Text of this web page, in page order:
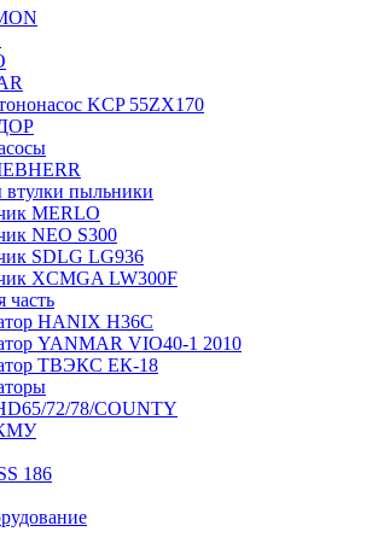
KCP 55ZX170
пыльники
MERLO
NEO S300
SDLG LG936
XCMGA LW300F
часть
HANIX H36C
YANMAR VIO40-1 2010
ТВЭКС ЕК-18
72/78/COUNTY
КМУ
186